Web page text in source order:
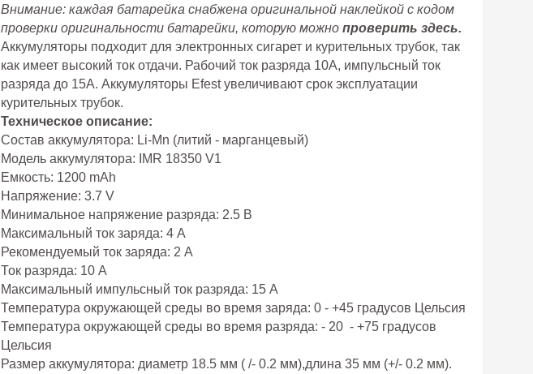
Внимание: каждая батарейка снабжена оригинальной наклейкой с кодом
проверки оригинальности батарейки, которую можнопроверить здесь.
Аккумуляторы подходит для электронных сигарет и курительных трубок, так
как имеет высокий ток отдачи. Рабочий ток разряда 10А, импульсный ток
разряда до 15А. Аккумуляторы Efest увеличивают срок эксплуатации
курительных трубок.
Техническое описание:
Состав аккумулятора: Li-Mn (литий - марганцевый)
Модель аккумулятора: IMR 18350 V1
Емкость: 1200 mAh
Напряжение: 3.7 V
Минимальное напряжение разряда: 2.5 В
Максимальный ток заряда: 4 А
Рекомендуемый ток заряда: 2 А
Ток разряда: 10 А
Максимальный импульсный ток разряда: 15 А
Температура окружающей среды во время заряда: 0 - +45 градусов Цельсия
Температура окружающей среды во время разряда: - 20 - +75 градусов
Цельсия
Размер аккумулятора: диаметр 18.5 мм ( /- 0.2 мм),длина 35 мм (+/- 0.2 мм).